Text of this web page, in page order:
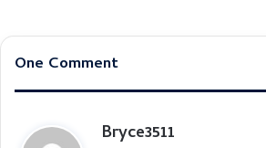
One Comment
Bryce3511